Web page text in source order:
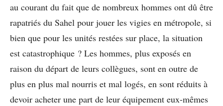
au courant du fait que de nombreux hommes ont dû être
rapatriés du Sahel pour jouer les vigies en métropole, si
bien que pour les unités restées sur place, la situation
est catastrophique ? Les hommes, plus exposés en
raison du départ de leurs collègues, sont en outre de
plus en plus mal nourris et mal logés, en sont réduits à
devoir acheter une part de leur équipement eux-mêmes